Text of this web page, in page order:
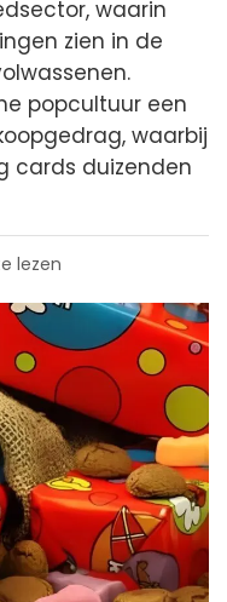
waarin
zien in de
popcultuur een
waarbij
cards duizenden
lezen